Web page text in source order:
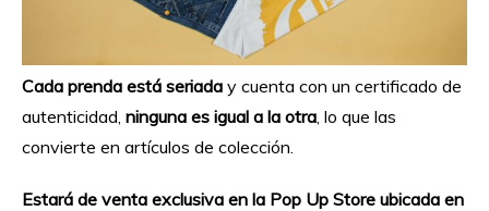
Cada prenda está seriada y cuenta con un certificado de
autenticidad, ninguna es igual a la otra , lo que las
convierte en artículos de colección.
Estará de venta exclusiva en la Pop Up Store ubicada en